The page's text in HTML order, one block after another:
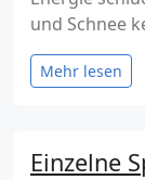
und Schnee
Mehr lesen
Einzelne